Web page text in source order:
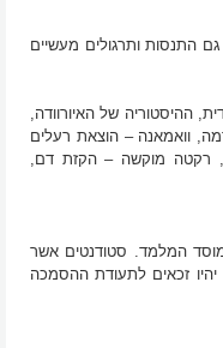
התנסות ותרגולים מעשיים
ההיסטוריה של האיורוודה,
וואמאנה – הוצאת רעלים
רקטה מוקשה – הקזת דם,
המלמד. סטודנטים אשר
יהיו זכאים לתעודת ההסמכה